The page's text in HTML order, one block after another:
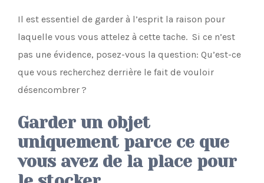
Il est essentiel de garder à l’esprit la raison pour
laquelle vous vous attelez à cette tache. Si ce n’est
pas une évidence, posez-vous la question: Qu’est-ce
que vous recherchez derrière le fait de vouloir
désencombrer ?
Garder un objet
uniquement parce ce que
vous avez de la place pour